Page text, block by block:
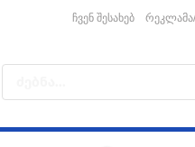
ჩვენ შესახებ